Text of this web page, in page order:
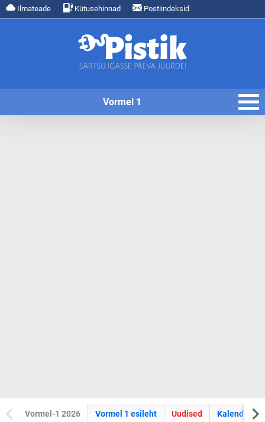
Ilmateade Kütusehinnad Postiindeksid
Vormel 1
Vormel-1 2026 Vormel 1 esileht Uudised Kalender